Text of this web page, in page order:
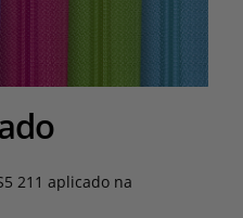
211 aplicado na